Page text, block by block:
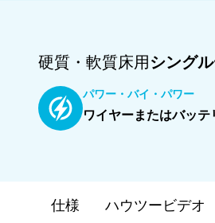
硬質・軟質床用シング
パワー・バイ・パワー
ワイヤーまたはバッテ
仕様 ハウツービデオ